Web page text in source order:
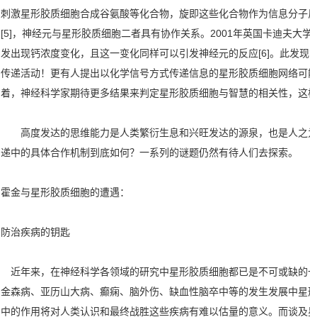
刺激星形胶质细胞合成谷氨酸等化合物，旋即这些化合物作为信息分
[5]，神经元与星形胶质细胞二者具有协作关系。2001年英国卡迪夫
发出现钙浓度变化，且这一变化同样可以引发神经元的反应[6]。此发
传递活动！更有人提出以化学信号方式传递信息的星形胶质细胞网络
着，神经科学家期待更多结果来判定星形胶质细胞与智慧的相关性，
高度发达的思维能力是人类繁衍生息和兴旺发达的源泉，也是人之
递中的具体合作机制到底如何？一系列的谜题仍然有待人们去探索。
霍金与星形胶质细胞的遭遇：
防治疾病的钥匙
近年来，在神经科学各领域的研究中星形胶质细胞都已是不可或缺
金森病、亚历山大病、癫痫、脑外伤、缺血性脑卒中等的发生发展中
中的作用将对人类认识和最终战胜这些疾病有难以估量的意义。而